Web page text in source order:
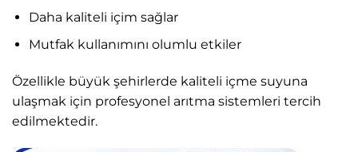
Daha kaliteli içim sağlar
Mutfak kullanımını olumlu etkiler
Özellikle büyük şehirlerde kaliteli içme suyuna
ulaşmak için profesyonel arıtma sistemleri tercih
edilmektedir.